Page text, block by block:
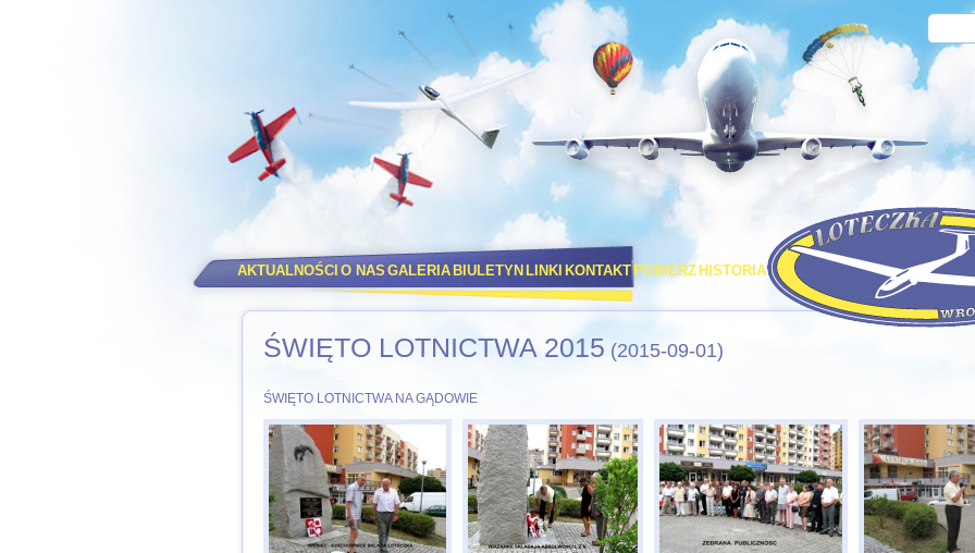
AKTUALNOŚCI O NAS GALERIA BIULETYN LINKI KONTAKT POBIERZ HISTORIA PORT LOTNICZY
ŚWIĘTO LOTNICTWA 2015 (2015-09-01)
ŚWIĘTO LOTNICTWA NA GĄDOWIE